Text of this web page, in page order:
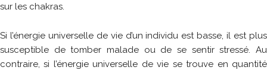
sur les chakras.
Si l’énergie universelle de vie d’un individu est basse, il est plus
susceptible de tomber malade ou de se sentir stressé. Au
contraire, si l’énergie universelle de vie se trouve en quantité